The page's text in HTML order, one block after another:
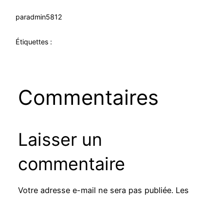
paradmin5812
Étiquettes :
Commentaires
Laisser un
commentaire
Votre adresse e-mail ne sera pas publiée. Les